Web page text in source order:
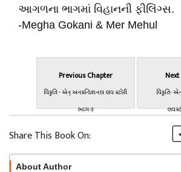
આગળના ભાગમાં વિહાનની ફીલિંગ્સ.
-Megha Gokani & Mer Mehul
Previous Chapter
વિકૃતિ - એન્ અનકન્ડિશનલ લવ સ્ટોરી
ભાગ-૩
વિકૃતિ-
Share This Book On:
About Author